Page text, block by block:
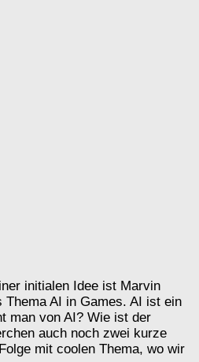
initialen Idee ist Marvin
AI in Games. AI ist ein
man von AI? Wie ist der
auch noch zwei kurze
mit coolen Thema, wo wir